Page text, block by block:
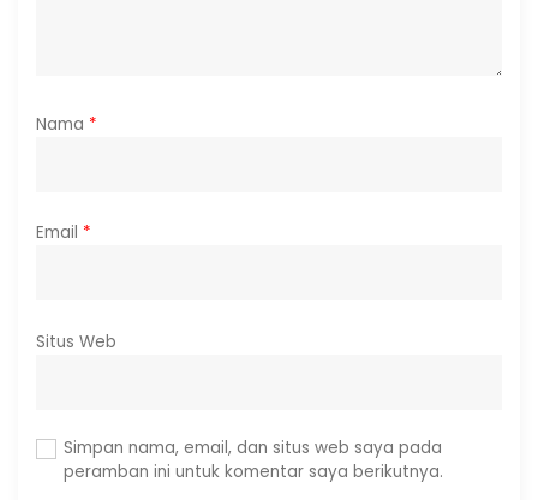
Nama *
Email *
Situs Web
Simpan nama, email, dan situs web saya pada
peramban ini untuk komentar saya berikutnya.